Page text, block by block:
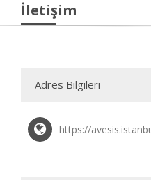
İletişim
Adres Bilgileri
https://